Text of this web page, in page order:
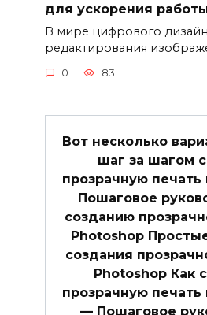
для ускорения
В мире цифрового
редактирования
0 83
Вот несколько
шаг за шагом
прозрачную печать
Пошаговое
созданию
Photoshop
создания
Photoshop Как
прозрачную печать
— Пошаговое